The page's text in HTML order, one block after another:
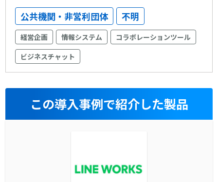
公共機関・非営利団体 不明
経営企画 情報システム
コラボレーションツール
ビジネスチャット
この導入事例で紹介した製品